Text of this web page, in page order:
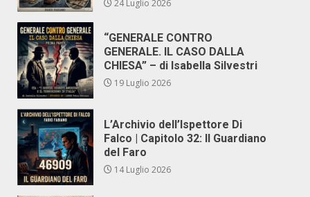
24 Luglio 2026
“GENERALE CONTRO
GENERALE. IL CASO DALLA
CHIESA” – di Isabella Silvestri
19 Luglio 2026
L’Archivio dell’Ispettore Di
Falco | Capitolo 32: Il Guardiano
del Faro
14 Luglio 2026